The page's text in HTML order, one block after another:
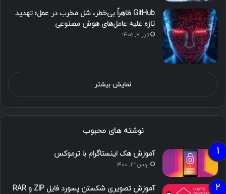
GitHub ظاهراً بی‌خطر، شل مخرب در عمل؛ تهدید
تازه علیه عامل‌های هوش مصنوعی
تیر ۷, ۱۴۰۵
نمایش بیشتر
نوشته های محبوب
آموزش هک اینستاگرام با ترموکس
بهمن ۱۳, ۱۴۰۰
آموزش تصویری شکستن پسورد فایل ZIP و RAR